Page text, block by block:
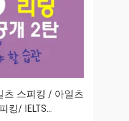
츠 스피킹 / 아일츠
킹/ IELTS